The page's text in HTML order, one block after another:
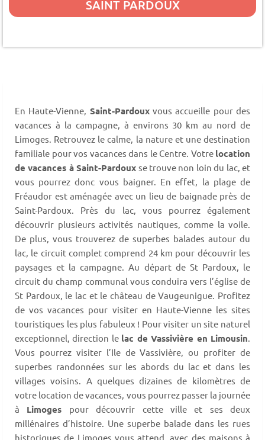
SAINT PARDOUX
En Haute-Vienne, Saint-Pardouxvous accueille pour des
vacances à la campagne, à environs 30 km au nord de
Limoges. Retrouvez le calme, la nature et une destination
familiale pour vos vacances dans le Centre. Votre location
de vacances à Saint-Pardoux se trouve non loin du lac, et
vous pourrez donc vous baigner. En effet, la plage de
Fréaudor est aménagée avec un lieu de baignade près de
Saint-Pardoux. Près du lac, vous pourrez également
découvrir plusieurs activités nautiques, comme la voile.
De plus, vous trouverez de superbes balades autour du
lac, le circuit complet comprend 24 km pour découvrir les
paysages et la campagne. Au départ de St Pardoux, le
circuit du champ communal vous conduira vers l’église de
St Pardoux, le lac et le château de Vaugeunigue. Profitez
de vos vacances pour visiter en Haute-Vienne les sites
touristiques les plus fabuleux ! Pour visiter un site naturel
exceptionnel, direction le lac de Vassivière en Limousin.
Vous pourrez visiter l’Ile de Vassivière, ou profiter de
superbes randonnées sur les abords du lac et dans les
villages voisins. A quelques dizaines de kilomètres de
votre location de vacances, vous pourrez passer la journée
à Limoges pour découvrir cette ville et ses deux
millénaires d’histoire. Une superbe balade dans les rues
historiques de Limoges vous attend, avec des maisons à